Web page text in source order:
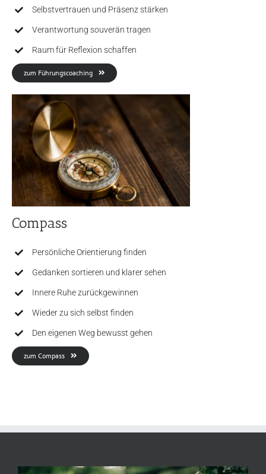
Selbstvertrauen und Präsenz stärken
Verantwortung souverän tragen
Raum für Reflexion schaffen
zum Führungscoaching
Compass
Persönliche Orientierung finden
Gedanken sortieren und klarer sehen
Innere Ruhe zurückgewinnen
Wieder zu sich selbst finden
Den eigenen Weg bewusst gehen
zum Compass